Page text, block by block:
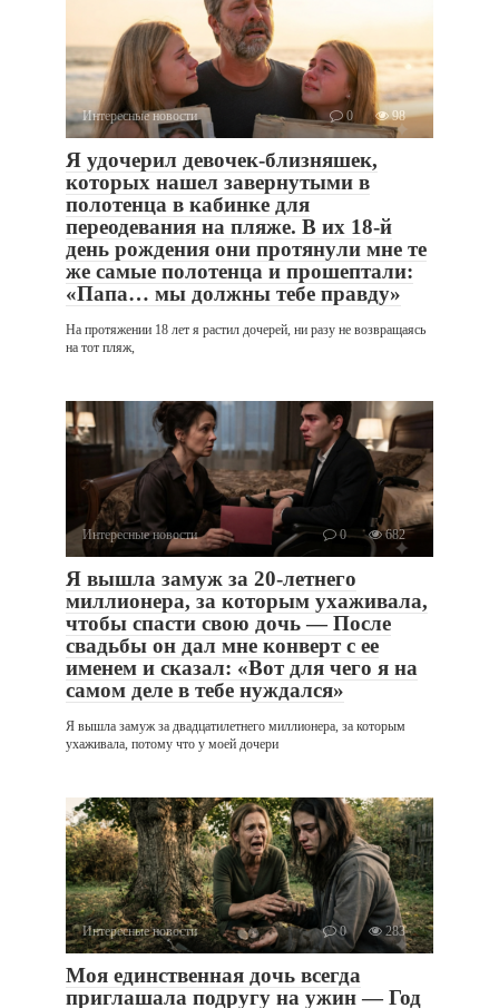
Интересные новости 0 98
Я удочерил девочек-близняшек,
которых нашел завернутыми в
полотенца в кабинке для
переодевания на пляже. В их 18-й
день рождения они протянули мне те
же самые полотенца и прошептали:
«Папа… мы должны тебе правду»
На протяжении 18 лет я растил дочерей, ни разу не возвращаясь
на тот пляж,
Интересные новости 0 682
Я вышла замуж за 20-летнего
миллионера, за которым ухаживала,
чтобы спасти свою дочь — После
свадьбы он дал мне конверт с ее
именем и сказал: «Вот для чего я на
самом деле в тебе нуждался»
Я вышла замуж за двадцатилетнего миллионера, за которым
ухаживала, потому что у моей дочери
Интересные новости 0 283
Моя единственная дочь всегда
приглашала подругу на ужин — Год